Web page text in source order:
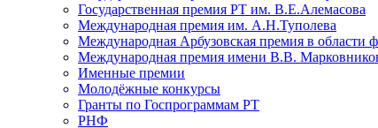
Государственная премия РТ им. В.Е.Алемасова
Международная премия им. А.Н.Туполева
Международная Арбузовская премия в области
Международная премия имени В.В.
Именные премии
Молодёжные конкурсы
Гранты по Госпрограммам РТ
РНФ